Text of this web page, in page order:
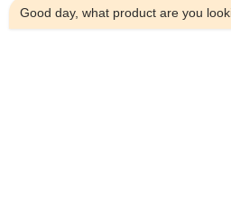
Good day, what product are you